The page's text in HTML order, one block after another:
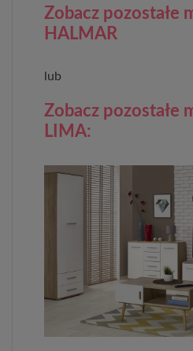
Zobacz pozostałe
HALMAR
lub
Zobacz pozostałe
LIMA: